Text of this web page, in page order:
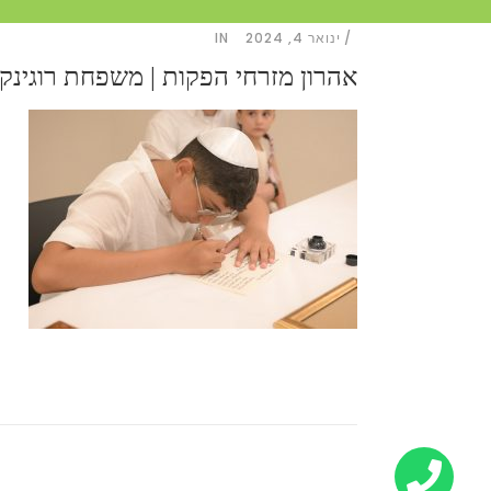
ינואר 4, 2024 IN
אהרון מזרחי הפקות | משפחת רוגינקין